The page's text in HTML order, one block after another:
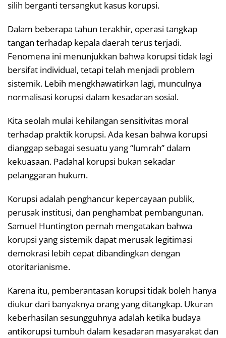
silih berganti tersangkut kasus korupsi.
Dalam beberapa tahun terakhir, operasi tangkap
tangan terhadap kepala daerah terus terjadi.
Fenomena ini menunjukkan bahwa korupsi tidak lagi
bersifat individual, tetapi telah menjadi problem
sistemik. Lebih mengkhawatirkan lagi, munculnya
normalisasi korupsi dalam kesadaran sosial.
Kita seolah mulai kehilangan sensitivitas moral
terhadap praktik korupsi. Ada kesan bahwa korupsi
dianggap sebagai sesuatu yang “lumrah” dalam
kekuasaan. Padahal korupsi bukan sekadar
pelanggaran hukum.
Korupsi adalah penghancur kepercayaan publik,
perusak institusi, dan penghambat pembangunan.
Samuel Huntington pernah mengatakan bahwa
korupsi yang sistemik dapat merusak legitimasi
demokrasi lebih cepat dibandingkan dengan
otoritarianisme.
Karena itu, pemberantasan korupsi tidak boleh hanya
diukur dari banyaknya orang yang ditangkap. Ukuran
keberhasilan sesungguhnya adalah ketika budaya
antikorupsi tumbuh dalam kesadaran masyarakat dan